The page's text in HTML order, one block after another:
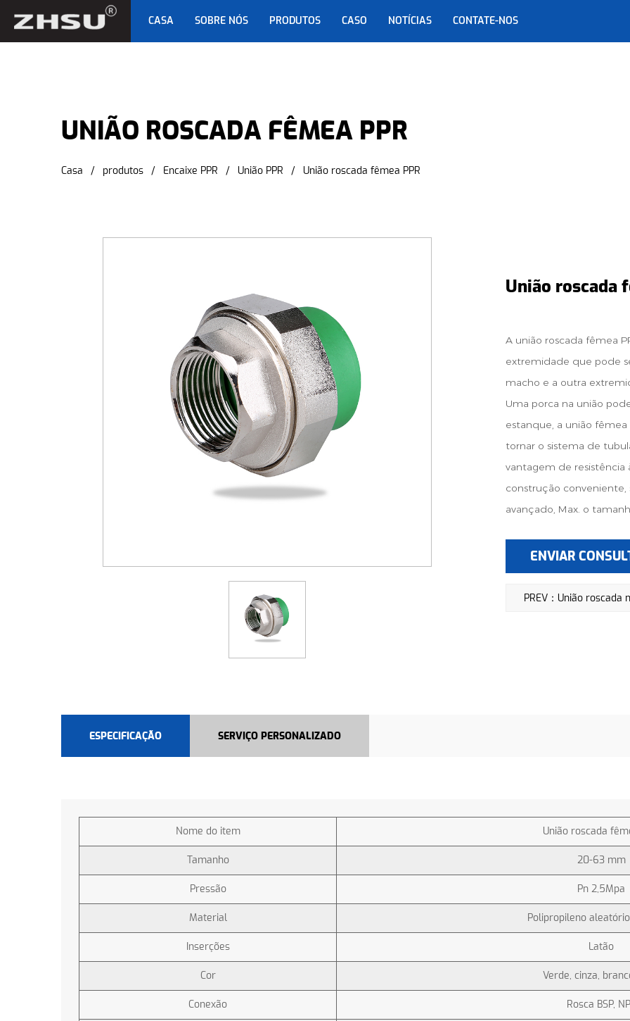
CASA SOBRE NÓS PRODUTOS CASO NOTÍCIAS CONTATE-NOS
UNIÃO ROSCADA FÊMEA PPR
Casa / produtos / Encaixe PPR / União PPR / União roscada fêmea PPR
União roscada
A união roscada fêmea
extremidade que pode
macho e a outra
Uma porca na união
estanque, a união fêmea
tornar o sistema de
vantagem de resistência
construção
avançado, Max. o
ENVIAR
PREV：União roscada
ESPECIFICAÇÃO SERVIÇO PERSONALIZADO
Nome do item União roscada
Tamanho 20-63 mm
Pressão Pn 2,5Mpa
Material Polipropileno
Inserções Latão
Cor Verde, cinza,
Conexão Rosca BSP,